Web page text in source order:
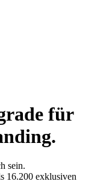
für
sein.
16.200 exklusiven